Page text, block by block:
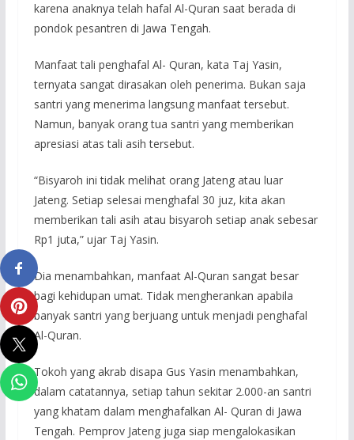
karena anaknya telah hafal Al-Quran saat berada di
pondok pesantren di Jawa Tengah.
Manfaat tali penghafal Al- Quran, kata Taj Yasin,
ternyata sangat dirasakan oleh penerima. Bukan saja
santri yang menerima langsung manfaat tersebut.
Namun, banyak orang tua santri yang memberikan
apresiasi atas tali asih tersebut.
“Bisyaroh ini tidak melihat orang Jateng atau luar
Jateng. Setiap selesai menghafal 30 juz, kita akan
memberikan tali asih atau bisyaroh setiap anak sebesar
Rp1 juta,” ujar Taj Yasin.
Dia menambahkan, manfaat Al-Quran sangat besar
bagi kehidupan umat. Tidak mengherankan apabila
banyak santri yang berjuang untuk menjadi penghafal
Al-Quran.
Tokoh yang akrab disapa Gus Yasin menambahkan,
dalam catatannya, setiap tahun sekitar 2.000-an santri
yang khatam dalam menghafalkan Al- Quran di Jawa
Tengah. Pemprov Jateng juga siap mengalokasikan